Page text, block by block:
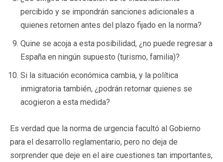
percibido y se impondrán sanciones adicionales a
quienes retornen antes del plazo fijado en la norma?
Quine se acoja a esta posibilidad, ¿no puede regresar a
España en ningún supuesto (turismo, familia)?
Si la situación económica cambia, y la política
inmigratoria también, ¿podrán retornar quienes se
acogieron a esta medida?
Es verdad que la norma de urgencia facultó al Gobierno
para el desarrollo reglamentario, pero no deja de
sorprender que deje en el aire cuestiones tan importantes,